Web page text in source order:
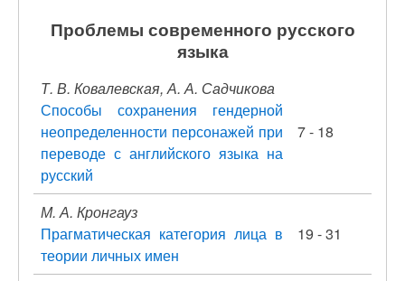
Проблемы современного русского
языка
Т. В. Ковалевская, А. А. Садчикова
Способы сохранения гендерной
неопределенности персонажей при
переводе с английского языка на
русский
7 - 18
М. А. Кронгауз
Прагматическая категория лица в
теории личных имен
19 - 31